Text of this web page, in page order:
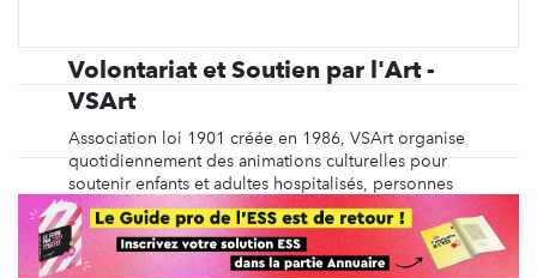
Volontariat et Soutien par l'Art -
VSArt
Association loi 1901 créée en 1986, VSArt organise
quotidiennement des animations culturelles pour
soutenir enfants et adultes hospitalisés, personnes
âgées, jeunes de quartiers sensibles, personnes
handicapées, personnes en détention ou sans abri.